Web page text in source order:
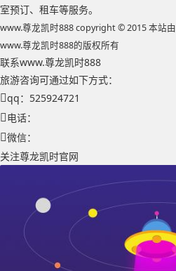
室预订、租车等服务。
www.尊龙凯时888 copyright © 2015 本站由
www.尊龙凯时888的版权所有
联系www.尊龙凯时888
旅游咨询可通过如下方式：
qq：525924721
电话：
微信：
关注尊龙凯时官网